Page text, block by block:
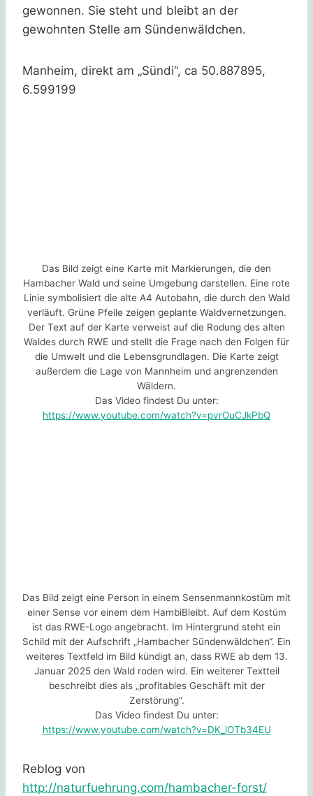
gewonnen. Sie steht und bleibt an der
gewohnten Stelle am Sündenwäldchen.
Manheim, direkt am „Sündi“, ca 50.887895,
6.599199
Das Bild zeigt eine Karte mit Markierungen, die den
Hambacher Wald und seine Umgebung darstellen. Eine rote
Linie symbolisiert die alte A4 Autobahn, die durch den Wald
verläuft. Grüne Pfeile zeigen geplante Waldvernetzungen.
Der Text auf der Karte verweist auf die Rodung des alten
Waldes durch RWE und stellt die Frage nach den Folgen für
die Umwelt und die Lebensgrundlagen. Die Karte zeigt
außerdem die Lage von Mannheim und angrenzenden
Wäldern.
Das Video findest Du unter:
https://www.youtube.com/watch?v=pvrOuCJkPbQ
Das Bild zeigt eine Person in einem Sensenmannkostüm mit
einer Sense vor einem dem HambiBleibt. Auf dem Kostüm
ist das RWE-Logo angebracht. Im Hintergrund steht ein
Schild mit der Aufschrift „Hambacher Sündenwäldchen“. Ein
weiteres Textfeld im Bild kündigt an, dass RWE ab dem 13.
Januar 2025 den Wald roden wird. Ein weiterer Textteil
beschreibt dies als „profitables Geschäft mit der
Zerstörung“.
Das Video findest Du unter:
https://www.youtube.com/watch?v=DK_lOTb34EU
Reblog von
http://naturfuehrung.com/hambacher-forst/